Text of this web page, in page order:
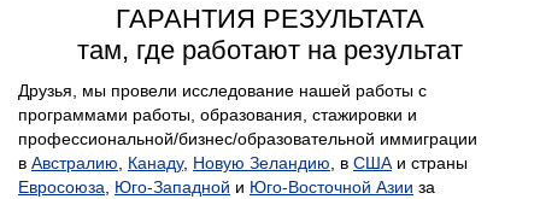
ГАРАНТИЯ РЕЗУЛЬТАТА
там, где работают на результат
Друзья, мы провели исследование нашей работы с
программами работы, образования, стажировки и
профессиональной/бизнес/образовательной иммиграции
в Австралию Канаду, Новую Зеландию , в США и страны
Евросоюза
Юго-Западной и Юго-Восточной Азии за